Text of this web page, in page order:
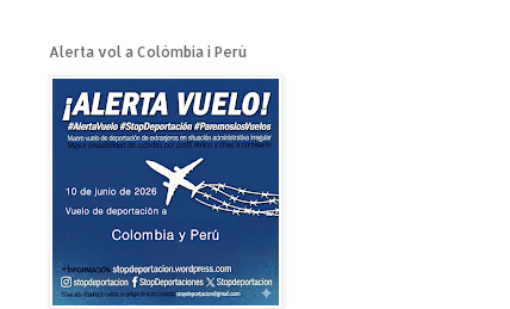
Alerta vol a Colòmbia i Perú